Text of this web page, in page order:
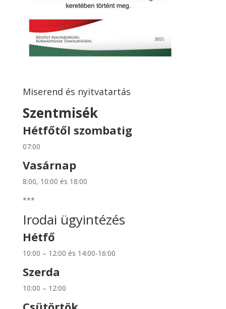
Miserend és nyitvatartás
Szentmisék
Hétfőtől szombatig
07:00
Vasárnap
8:00, 10:00 és 18:00
***
Irodai ügyintézés
Hétfő
10:00 – 12:00 és 14:00-16:00
Szerda
10:00 – 12:00